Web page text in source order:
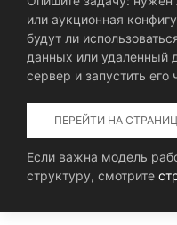
или аукционная
будут ли
данных или
сервер и запустить
ПЕРЕЙТИ НА
Если важна модель
структуру, смотрите